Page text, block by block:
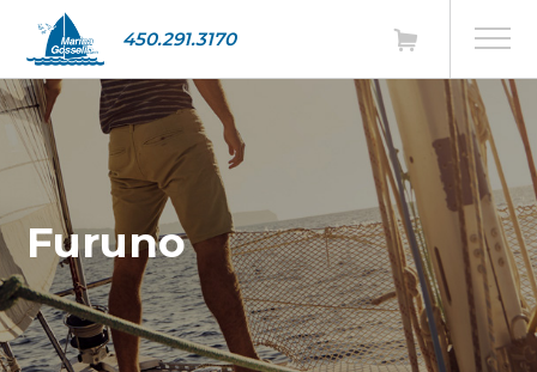
450.291.3170
Furuno